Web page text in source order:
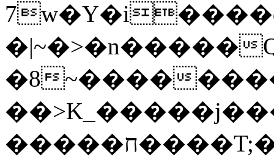
�|~�>�n�����
�8~����
�����ח����T;�uU�w��oovW�N�\�v�̓��N��6xz��z^��s�;